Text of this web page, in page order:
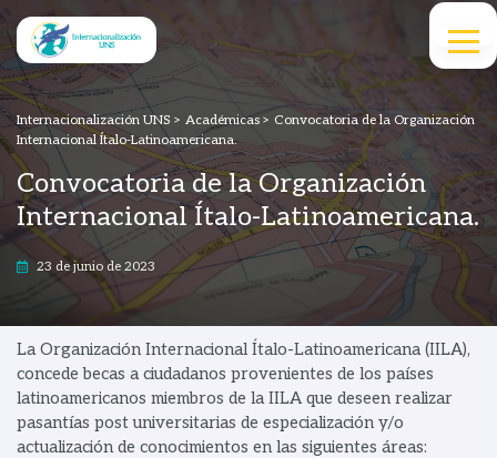
Internacionalización UNS > Académicas > Convocatoria de la Organización
Internacional Ítalo-Latinoamericana.
Convocatoria de la Organización
Internacional Ítalo-Latinoamericana.
23 de junio de 2023
La Organización Internacional Ítalo-Latinoamericana (IILA),
concede becas a ciudadanos provenientes de los países
latinoamericanos miembros de la IILA que deseen realizar
pasantías post universitarias de especialización y/o
actualización de conocimientos en las siguientes áreas: